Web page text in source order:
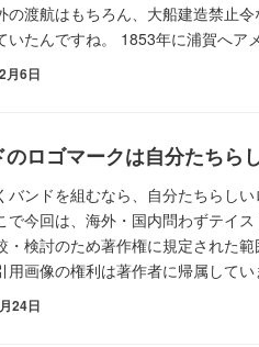
の渡航はもちろん、大船建造禁止
いたんですね。 1853年に浦賀へ
月6日
のロゴマークは自分たちら
バンドを組むなら、自分たちらし
で今回は、海外・国内問わずテイ
・検討のため著作権に規定された
用画像の権利は著作者に帰属して
24日